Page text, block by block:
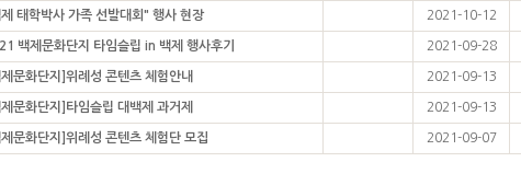
태학박사 가족 선발대회" 행사 현장 2021-10-12
백제문화단지 타임슬립 in 백제 행사후기 2021-09-28
제문화단지]위례성 콘텐츠 체험안내 2021-09-13
문화단지]타임슬립 대백제 과거제 2021-09-13
제문화단지]위례성 콘텐츠 체험단 모집 2021-09-07